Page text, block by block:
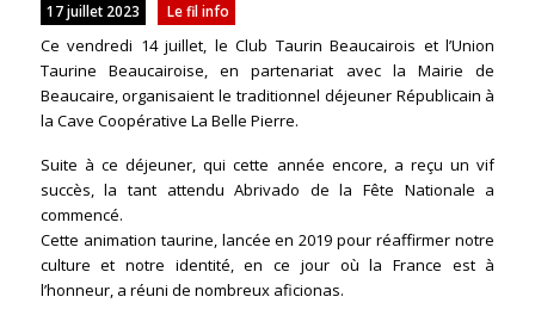
17 juillet 2023 Le fil info
Ce vendredi 14 juillet, le Club Taurin Beaucairois et l’Union
Taurine Beaucairoise, en partenariat avec la Mairie de
Beaucaire, organisaient le traditionnel déjeuner Républicain à
la Cave Coopérative La Belle Pierre.
Suite à ce déjeuner, qui cette année encore, a reçu un vif
succès, la tant attendu Abrivado de la Fête Nationale a
commencé.
Cette animation taurine, lancée en 2019 pour réaffirmer notre
culture et notre identité, en ce jour où la France est à
l’honneur, a réuni de nombreux aficionas.